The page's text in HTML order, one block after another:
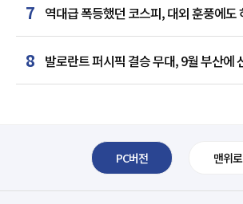
7 역대급 폭등했던 코스피, 대외 훈풍에도
급락
8 발로란트 퍼시픽 결승 무대, 9월 부산에
PC버전 맨위로